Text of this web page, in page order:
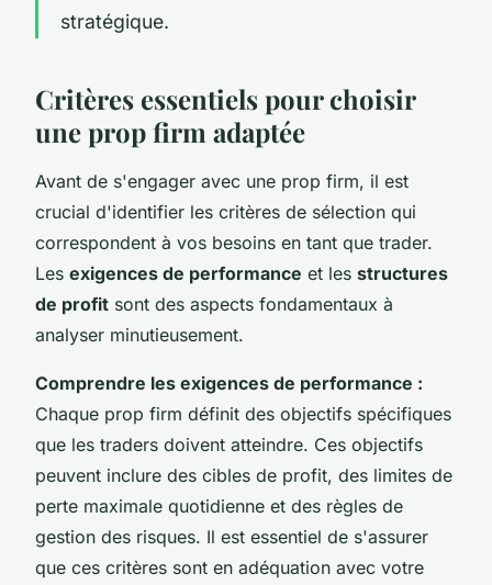
stratégique.
Critères essentiels pour choisir
une prop firm adaptée
Avant de s'engager avec une prop firm, il est
crucial d'identifier les critères de sélection qui
correspondent à vos besoins en tant que trader.
Les exigences de performance et les structures
de profit sont des aspects fondamentaux à
analyser minutieusement.
Comprendre les exigences de performance :
Chaque prop firm définit des objectifs spécifiques
que les traders doivent atteindre. Ces objectifs
peuvent inclure des cibles de profit, des limites de
perte maximale quotidienne et des règles de
gestion des risques. Il est essentiel de s'assurer
que ces critères sont en adéquation avec votre